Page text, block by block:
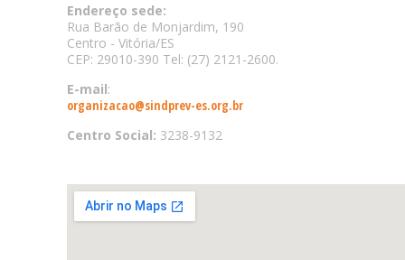
Endereço sede:
Rua Barão de Monjardim, 190
Centro - Vitória/ES
CEP: 29010-390 Tel: (27) 2121-2600.
E-mail:
organizacao@sindprev-es.org.br
Centro Social: 3238-9132